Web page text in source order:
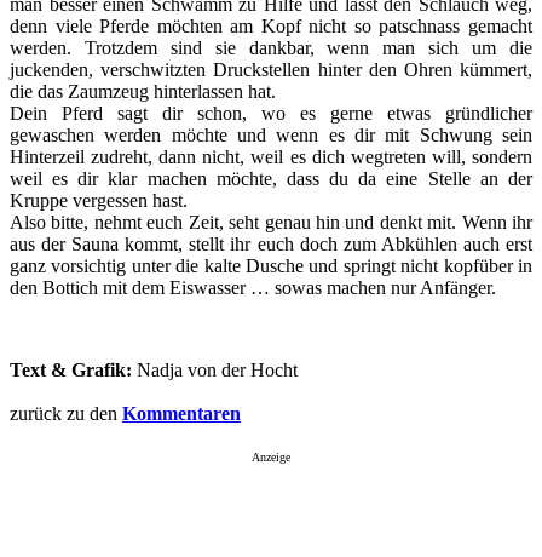
man besser einen Schwamm zu Hilfe und lässt den Schlauch weg,
denn viele Pferde möchten am Kopf nicht so patschnass gemacht
werden. Trotzdem sind sie dankbar, wenn man sich um die
juckenden, verschwitzten Druckstellen hinter den Ohren kümmert,
die das Zaumzeug hinterlassen hat.
Dein Pferd sagt dir schon, wo es gerne etwas gründlicher
gewaschen werden möchte und wenn es dir mit Schwung sein
Hinterzeil zudreht, dann nicht, weil es dich wegtreten will, sondern
weil es dir klar machen möchte, dass du da eine Stelle an der
Kruppe vergessen hast.
Also bitte, nehmt euch Zeit, seht genau hin und denkt mit. Wenn ihr
aus der Sauna kommt, stellt ihr euch doch zum Abkühlen auch erst
ganz vorsichtig unter die kalte Dusche und springt nicht kopfüber in
den Bottich mit dem Eiswasser … sowas machen nur Anfänger.
Text & Grafik: Nadja von der Hocht
zurück zu den Kommentaren
Anzeige